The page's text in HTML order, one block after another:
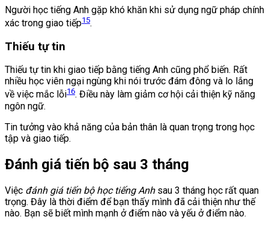
Người học tiếng Anh gặp khó khăn khi sử dụng ngữ pháp chính
xác trong giao tiếp15.
Thiếu tự tin
Thiếu tự tin khi giao tiếp bằng tiếng Anh cũng phổ biến. Rất
nhiều học viên ngại ngùng khi nói trước đám đông và lo lắng
về việc mắc lỗi16. Điều này làm giảm cơ hội cải thiện kỹ năng
ngôn ngữ.
Tin tưởng vào khả năng của bản thân là quan trọng trong học
tập và giao tiếp.
Đánh giá tiến bộ sau 3 tháng
Việc đánh giá tiến bộ học tiếng Anhsau 3 tháng học rất quan
trọng. Đây là thời điểm để bạn thấy mình đã cải thiện như thế
nào. Bạn sẽ biết mình mạnh ở điểm nào và yếu ở điểm nào.